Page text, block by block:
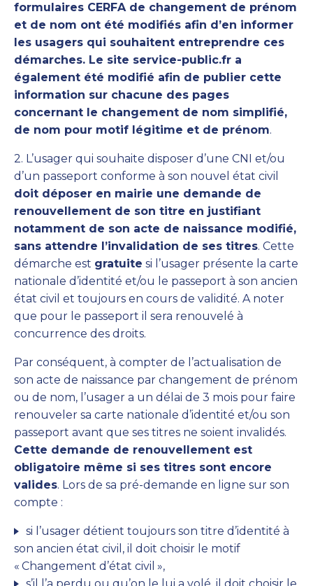
formulaires CERFA de changement de prénom
et de nom ont été modifiés afin d’en informer
les usagers qui souhaitent entreprendre ces
démarches. Le site service-public.fr a
également été modifié afin de publier cette
information sur chacune des pages
concernant le changement de nom simplifié,
de nom pour motif légitime et de prénom.
2. L’usager qui souhaite disposer d’une CNI et/ou
d’un passeport conforme à son nouvel état civil
doit déposer en mairie une demande de
renouvellement de son titre en justifiant
notamment de son acte de naissance modifié,
sans attendre l’invalidation de ses titres. Cette
démarche est gratuite si l’usager présente la carte
nationale d’identité et/ou le passeport à son ancien
état civil et toujours en cours de validité. A noter
que pour le passeport il sera renouvelé à
concurrence des droits.
Par conséquent, à compter de l’actualisation de
son acte de naissance par changement de prénom
ou de nom, l’usager a un délai de 3 mois pour faire
renouveler sa carte nationale d’identité et/ou son
passeport avant que ses titres ne soient invalidés.
Cette demande de renouvellement est
obligatoire même si ses titres sont encore
valides. Lors de sa pré-demande en ligne sur son
compte :
si l’usager détient toujours son titre d’identité à
son ancien état civil, il doit choisir le motif
« Changement d’état civil »,